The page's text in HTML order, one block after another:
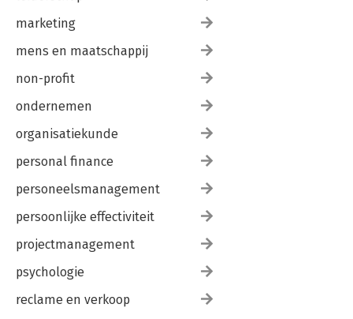
marketing
mens en maatschappij
non-profit
ondernemen
organisatiekunde
personal finance
personeelsmanagement
persoonlijke effectiviteit
projectmanagement
psychologie
reclame en verkoop